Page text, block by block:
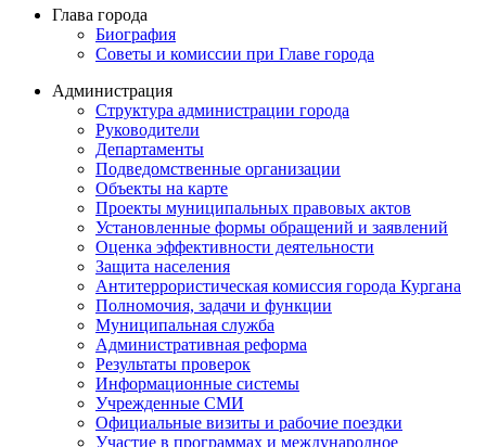
Глава города
Биография
Советы и комиссии при Главе города
Администрация
Структура администрации города
Руководители
Департаменты
Подведомственные организации
Объекты на карте
Проекты муниципальных правовых актов
Установленные формы обращений и заявлений
Оценка эффективности деятельности
Защита населения
Антитеррористическая комиссия города Кургана
Полномочия, задачи и функции
Муниципальная служба
Административная реформа
Результаты проверок
Информационные системы
Учрежденные СМИ
Официальные визиты и рабочие поездки
Участие в программах и международное